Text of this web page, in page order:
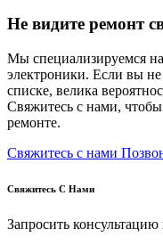
Не видите ремонт
Мы специализируемся
электроники. Если вы не
списке, велика
Свяжитесь с нами,
ремонте.
Свяжитесь с нами
Свяжитесь С Нами
Запросить